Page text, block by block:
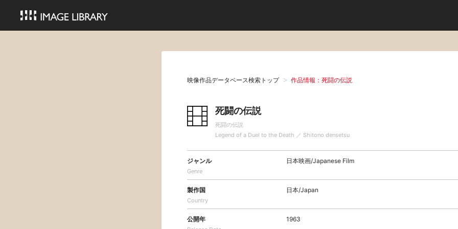
映像作品データベース検索トップ 作品情報：死闘の伝説
死闘の伝説
死闘の伝説
Legend of a Duel to the Death ／ Shitono densetsu
ジャンル
Genre
日本映画/Japanese Film
製作国
Country
日本/Japan
公開年 1963